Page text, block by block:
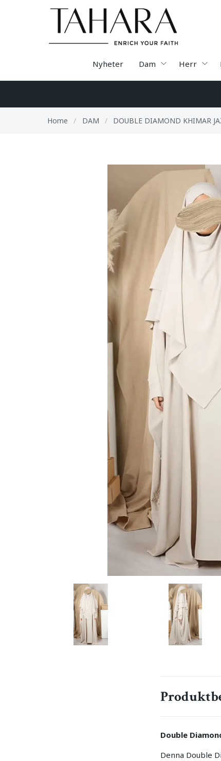
Nyheter Dam Herr
Home / DAM / DOUBLE DIAMOND KHIMAR
Double
Denna Double